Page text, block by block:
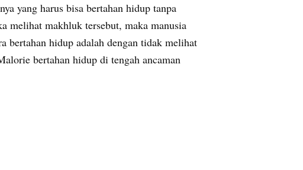
yang harus bisa bertahan hidup tanpa
melihat makhluk tersebut, maka manusia
bertahan hidup adalah dengan tidak melihat
bertahan hidup di tengah ancaman